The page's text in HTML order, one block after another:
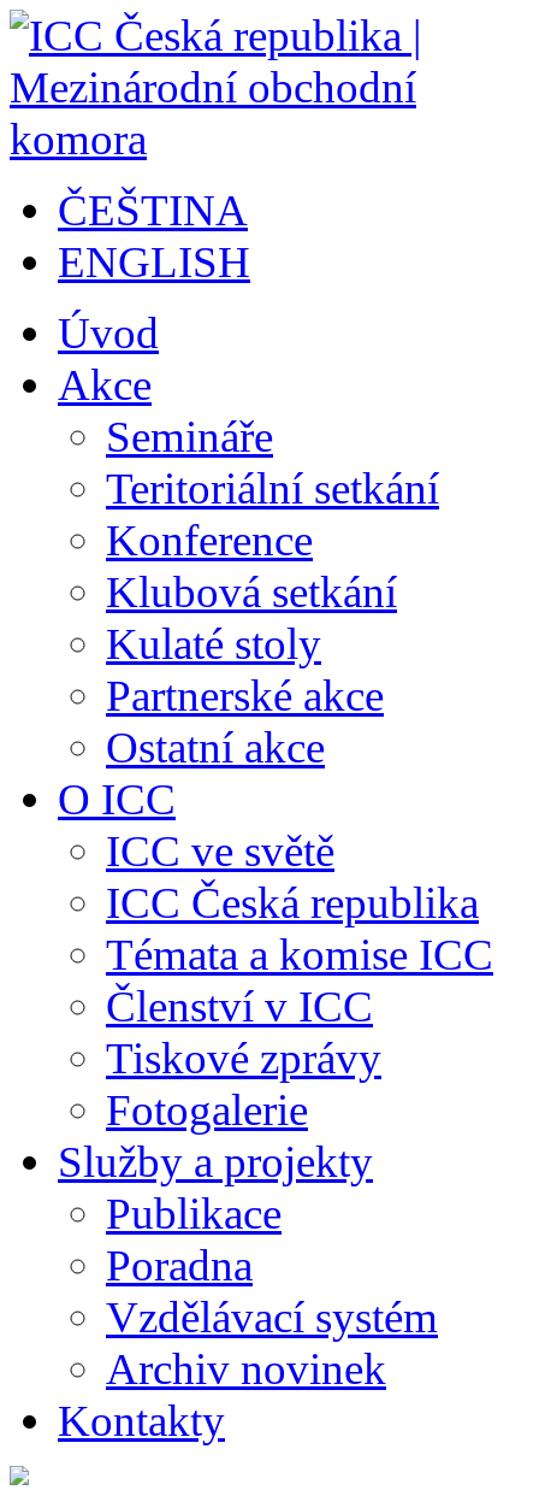
ČEŠTINA
ENGLISH
Úvod
Akce
Semináře
Teritoriální setkání
Konference
Klubová setkání
Kulaté stoly
Partnerské akce
Ostatní akce
O ICC
ICC ve světě
ICC Česká republika
Témata a komise ICC
Členství v ICC
Tiskové zprávy
Fotogalerie
Služby a projekty
Publikace
Poradna
Vzdělávací systém
Archiv novinek
Kontakty